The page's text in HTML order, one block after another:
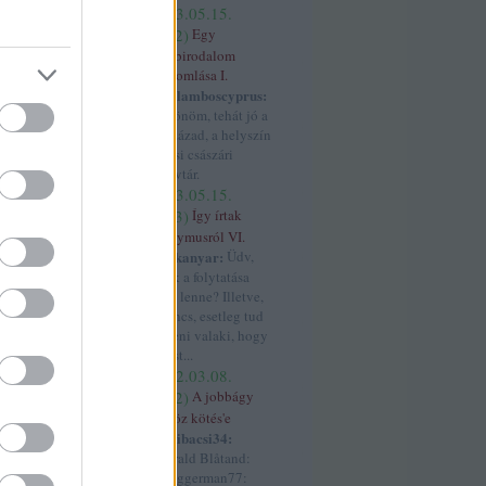
2023.05.15.
05:12 ) Egy
világbirodalom
összeomlása I.
Haralamboscyprus:
Köszönöm, tehát jó a
17. század, a helyszín
a bécsi császári
könyvtár.
2023.05.15.
04:43 ) Így írtak
Anonymusról VI.
hajtűkanyar: Üdv,
ennek a folytatása
merre lenne? Illetve,
ha nincs, esetleg tud
segíteni valaki, hogy
Szt. Ist...
2022.03.08.
11:52 ) A jobbágy
'röghöz kötés'e
Bandibacsi34:
@Harald Blåtand:
@bloggerman77:
(6)
gesta
grúzok
gyarmatosítás
(3
havaselve
(3)hohenstauf
(12
)hunyadi
)
(4)ii béla
(4)
)itália(4
18)janicsár
) jászok
(4